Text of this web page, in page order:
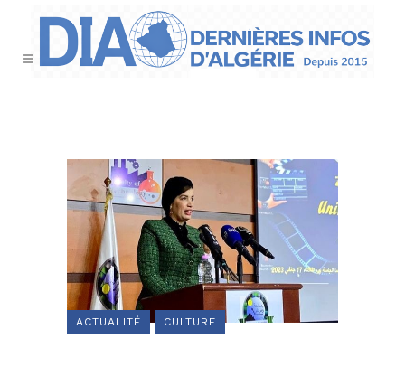
ACTUALITÉ CULTURE